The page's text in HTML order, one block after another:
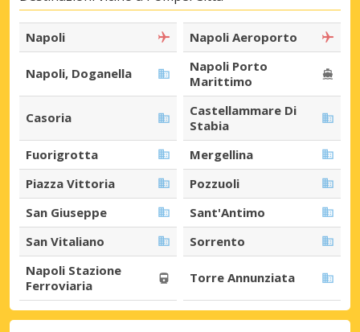
Napoli Napoli Aeroporto
Napoli, Doganella
Napoli Porto
Marittimo
Casoria
Castellammare Di
Stabia
Fuorigrotta
Mergellina
Piazza Vittoria
Pozzuoli
San Giuseppe
Sant'Antimo
San Vitaliano
Sorrento
Napoli Stazione
Ferroviaria
Torre Annunziata